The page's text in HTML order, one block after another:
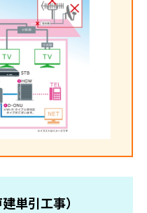
単引工事）